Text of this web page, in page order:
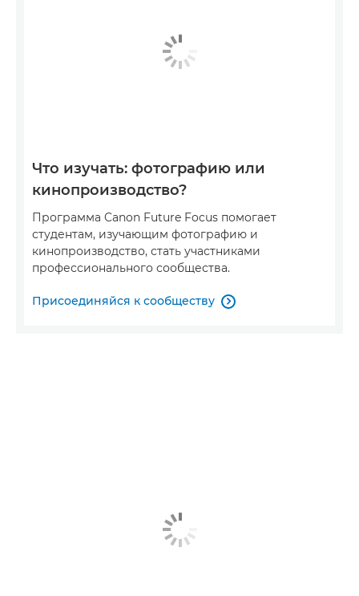
Что изучать: фотографию или
кинопроизводство?
Программа Canon Future Focus помогает
студентам, изучающим фотографию и
кинопроизводство, стать участниками
профессионального сообщества.
Присоединяйся к сообществу 